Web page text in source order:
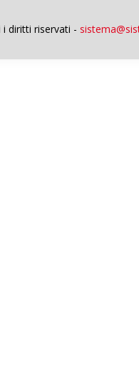
diritti riservati -